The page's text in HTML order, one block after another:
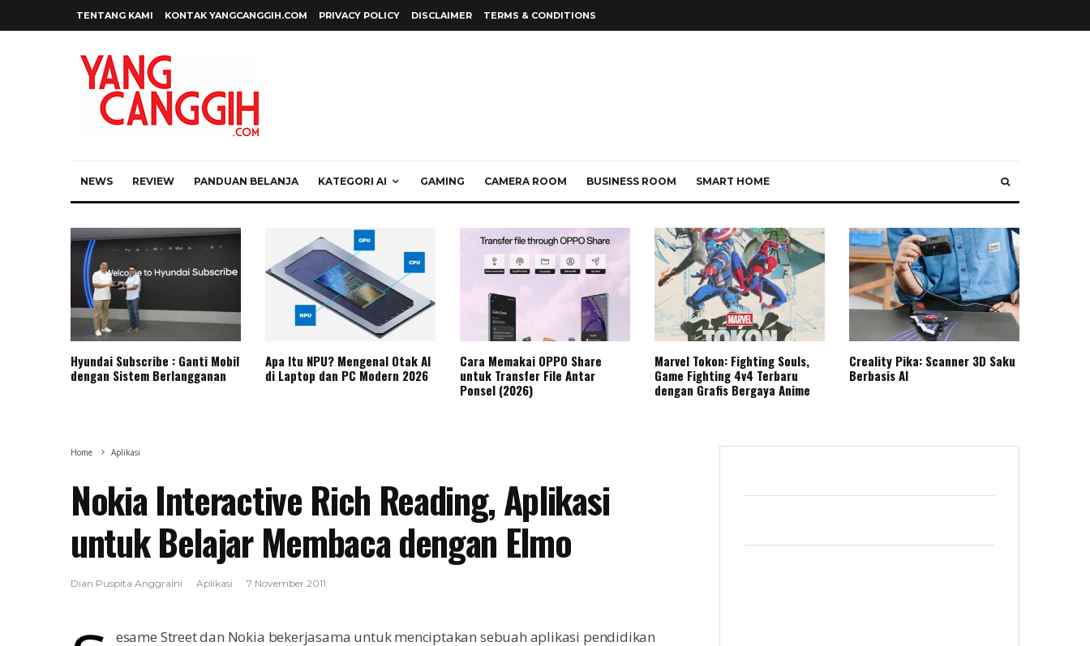
TENTANG KAMI KONTAK YANGCANGGIH.COM PRIVACY POLICY DISCLAIMER TERMS & CONDITIONS
NEWS REVIEW PANDUAN BELANJA KATEGORI AI GAMING CAMERA ROOM BUSINESS ROOM SMART HOME
Hyundai Subscribe : Ganti Mobil
dengan Sistem Berlangganan
Apa Itu NPU? Mengenal Otak AI
di Laptop dan PC Modern 2026
Cara Memakai OPPO Share
untuk Transfer File Antar
Ponsel (2026)
Marvel Tokon: Fighting Souls,
Game Fighting 4v4 Terbaru
dengan Grafis Bergaya Anime
Creality Pika: Scanner 3D Saku
Berbasis AI
Home Aplikasi
Nokia Interactive Rich Reading, Aplikasi
untuk Belajar Membaca dengan Elmo
Dian Puspita Anggraini · Aplikasi · 7 November 2011
esame Street dan Nokia bekerjasama untuk menciptakan sebuah aplikasi pendidikan